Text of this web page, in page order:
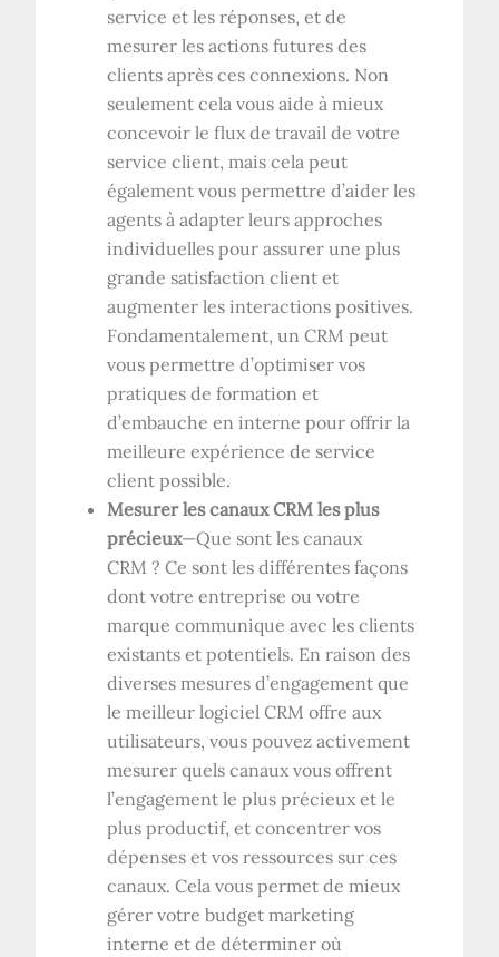
service et les réponses, et de
mesurer les actions futures des
clients après ces connexions. Non
seulement cela vous aide à mieux
concevoir le flux de travail de votre
service client, mais cela peut
également vous permettre d’aider les
agents à adapter leurs approches
individuelles pour assurer une plus
grande satisfaction client et
augmenter les interactions positives.
Fondamentalement, un CRM peut
vous permettre d’optimiser vos
pratiques de formation et
d’embauche en interne pour offrir la
meilleure expérience de service
client possible.
Mesurer les canaux CRM les plus
précieux—Que sont les canaux
CRM ? Ce sont les différentes façons
dont votre entreprise ou votre
marque communique avec les clients
existants et potentiels. En raison des
diverses mesures d’engagement que
le meilleur logiciel CRM offre aux
utilisateurs, vous pouvez activement
mesurer quels canaux vous offrent
l’engagement le plus précieux et le
plus productif, et concentrer vos
dépenses et vos ressources sur ces
canaux. Cela vous permet de mieux
gérer votre budget marketing
interne et de déterminer où